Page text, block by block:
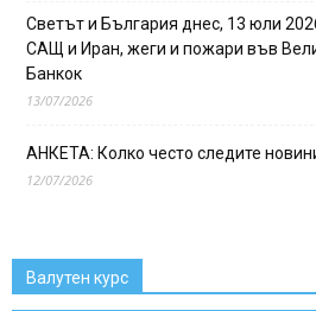
Светът и България днес, 13 юли
САЩ и Иран, жеги и пожари във
Банкок
13/07/2026
АНКЕТА: Колко често следите
12/07/2026
Валутен курс